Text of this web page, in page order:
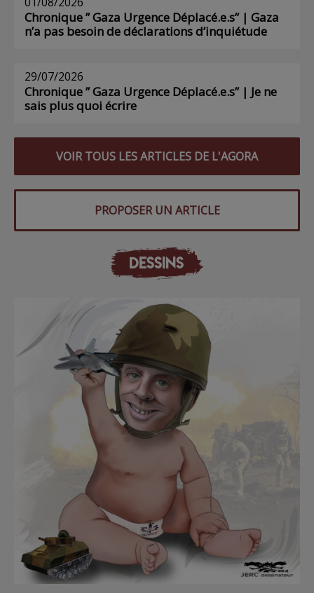
Chronique ” Gaza Urgence Déplacé.e.s” | Gaza
n’a pas besoin de déclarations d’inquiétude
29/07/2026
Chronique ” Gaza Urgence Déplacé.e.s” | Je ne
sais plus quoi écrire
VOIR TOUS LES ARTICLES DE L'AGORA
PROPOSER UN ARTICLE
DESSINS